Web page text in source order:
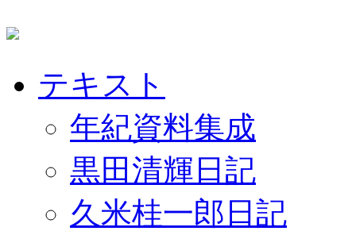
テキスト
年紀資料集成
黒田清輝日記
久米桂一郎日記